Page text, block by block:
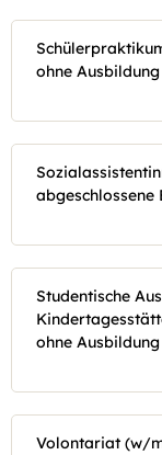
ohne Ausbildung
abgeschlossene
Studentische
ohne Ausbildung
Volontariat (w/